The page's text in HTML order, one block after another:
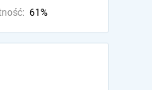
61%